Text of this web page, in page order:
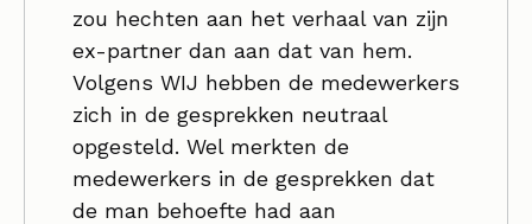
zou hechten aan het verhaal van zijn
ex-partner dan aan dat van hem.
Volgens WIJ hebben de medewerkers
zich in de gesprekken neutraal
opgesteld. Wel merkten de
medewerkers in de gesprekken dat
de man behoefte had aan